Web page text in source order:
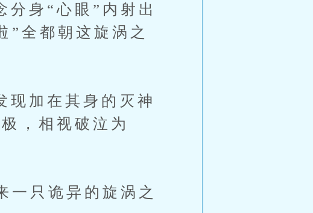
身“心眼”内射出
”全都朝这旋涡之
加在其身的灭神
，相视破泣为
只诡异的旋涡之